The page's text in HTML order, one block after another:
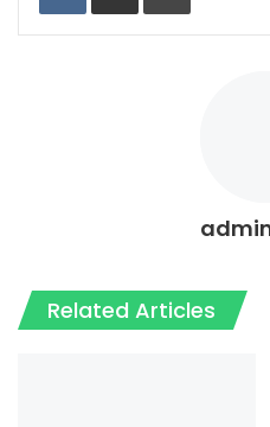
Related Articles